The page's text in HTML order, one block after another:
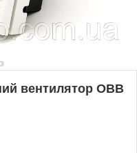
вентилятор ОВВ